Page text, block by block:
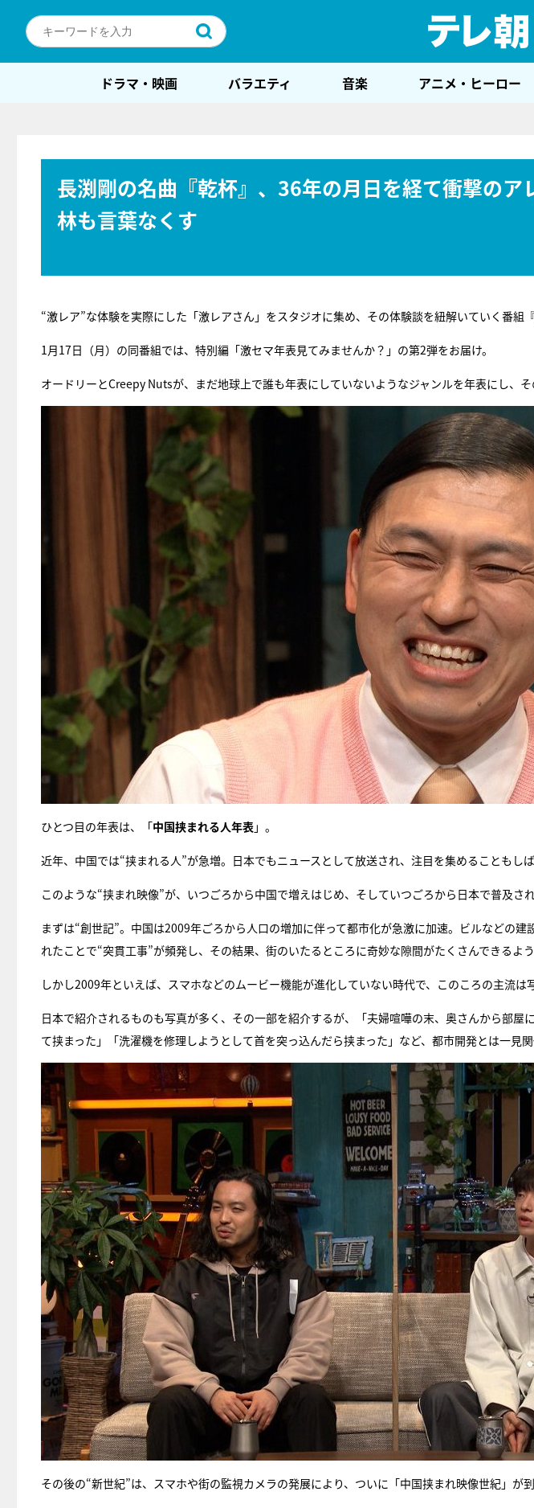
ドラマ・映画 バラエティ 音楽 アニメ・ヒーロー
長渕剛の名曲『乾杯』、36年の月日を経て衝撃のア
林も言葉なくす
“激レア”な体験を実際にした「激レアさん」をスタジオに集め、その体験談を紐解いていく番組
1月17日（月）の同番組では、特別編「激セマ年表見てみませんか？」の第2弾をお届け。
オードリーとCreepy Nutsが、まだ地球上で誰も年表にしていないようなジャンルを年表にし、そ
ひとつ目の年表は、「中国挟まれる人年表」。
近年、中国では“挟まれる人”が急増。日本でもニュースとして放送され、注目を集めることもしば
このような“挟まれ映像”が、いつごろから中国で増えはじめ、そしていつごろから日本で普及さ
まずは“創世記”。中国は2009年ごろから人口の増加に伴って都市化が急激に加速。ビルなどの
れたことで“突貫工事”が頻発し、その結果、街のいたるところに奇妙な隙間がたくさんできるよう
しかし2009年といえば、スマホなどのムービー機能が進化していない時代で、このころの主流は
日本で紹介されるものも写真が多く、その一部を紹介するが、「夫婦喧嘩の末、奥さんから部屋
て挟まった」「洗濯機を修理しようとして首を突っ込んだら挟まった」など、都市開発とは一見
その後の“新世紀”は、スマホや街の監視カメラの発展により、ついに「中国挟まれ映像世紀」が到